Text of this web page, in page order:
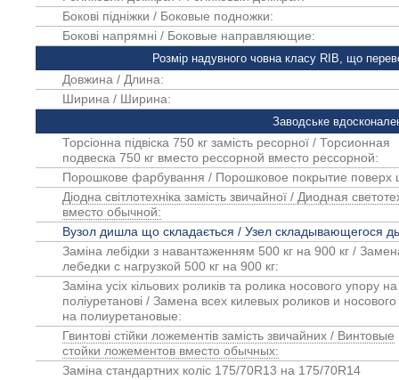
Бокові підніжки / Боковые подножки:
Бокові напрямні / Боковые направляющие:
Розмір надувного човна класу RIB, що
Довжина / Длина:
Ширина / Ширина:
Заводське
Торсіонна підвіска 750 кг замість ресорної / Торсионная
подвеска 750 кг вместо рессорной вместо рессорной:
Порошкове фарбування / Порошковое покрытие поверх
Діодна світлотехніка замість звичайної / Диодная
вместо обычной:
Вузол дишла що складається / Узел складывающегося
Заміна лебідки з навантаженням 500 кг на 900 кг /
лебедки с нагрузкой 500 кг на 900 кг:
Заміна усіх кільових роликів та ролика носового упору на
поліуретанові / Замена всех килевых роликов и
на полиуретановые:
Гвинтові стійки ложементів замість звичайних / Винтовые
стойки ложементов вместо обычных:
Заміна стандартних коліс 175/70R13 на 175/70R14